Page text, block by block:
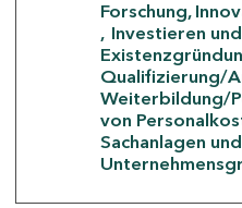
Forschung,
Investieren
Qualifizierung/
Weiterbildung/
von
Sachanlagen